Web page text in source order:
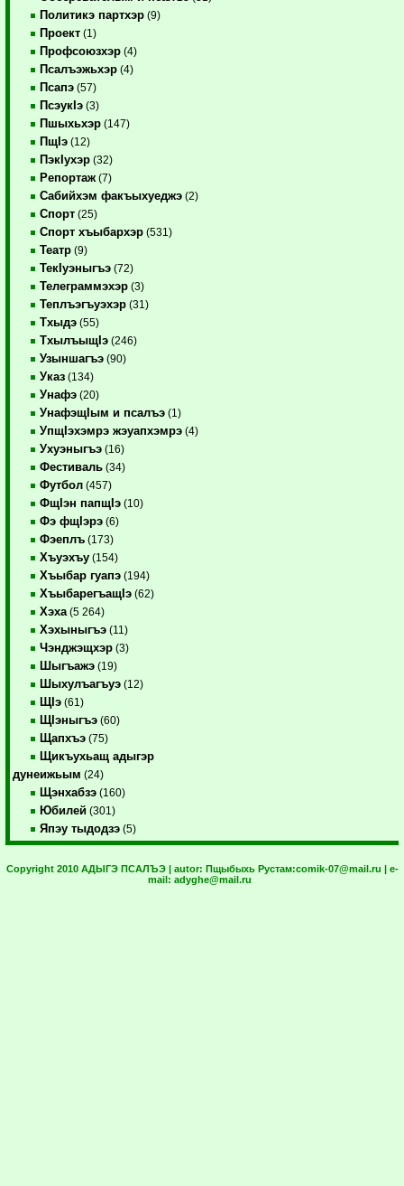
Политикэ партхэр (9)
Проект (1)
Профсоюзхэр (4)
Псалъэжьхэр (4)
Псапэ (57)
ПсэукIэ (3)
Пшыхьхэр (147)
ПщIэ (12)
ПэкIухэр (32)
Репортаж (7)
Сабийхэм факъыхуеджэ (2)
Спорт (25)
Спорт хъыбархэр (531)
Театр (9)
ТекIуэныгъэ (72)
Телеграммэхэр (3)
Теплъэгъуэхэр (31)
Тхыдэ (55)
ТхылъыщIэ (246)
Узыншагъэ (90)
Указ (134)
Унафэ (20)
УнафэщIым и псалъэ (1)
УпщIэхэмрэ жэуапхэмрэ (4)
Ухуэныгъэ (16)
Фестиваль (34)
Футбол (457)
ФщIэн папщIэ (10)
Фэ фщIэрэ (6)
Фэеплъ (173)
Хъуэхъу (154)
Хъыбар гуапэ (194)
ХъыбарегъащIэ (62)
Хэха (5 264)
Хэхыныгъэ (11)
Чэнджэщхэр (3)
Шыгъажэ (19)
Шыхулъагъуэ (12)
ЩIэ (61)
ЩIэныгъэ (60)
Щапхъэ (75)
Щикъухьащ адыгэр
дунеижьым (24)
Щэнхабзэ (160)
Юбилей (301)
Япэу тыдодзэ (5)
Copyright 2010 АДЫГЭ ПСАЛЪЭ | autor: Пщыбыхь Рустам:comik-07@mail.ru | e-
mail: adyghe@mail.ru